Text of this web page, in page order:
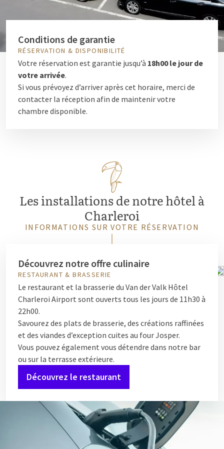
Conditions de garantie
RÉSERVATION & DISPONIBILITÉ
Votre réservation est garantie jusqu’à 18h00 le jour de
votre arrivée.
Si vous prévoyez d’arriver après cet horaire, merci de
contacter la réception afin de maintenir votre
chambre disponible.
Les installations de notre hôtel à
Charleroi
INFORMATIONS SUR VOTRE RÉSERVATION
Découvrez notre offre culinaire
RESTAURANT & BRASSERIE
Le restaurant et la brasserie du Van der Valk Hôtel
Charleroi Airport sont ouverts tous les jours de 11h30 à
22h00.
Savourez des plats de brasserie, des créations raffinées
et des viandes d’exception cuites au four Josper.
Vous pouvez également vous détendre dans notre bar
ou sur la terrasse extérieure.
Découvrez le restaurant